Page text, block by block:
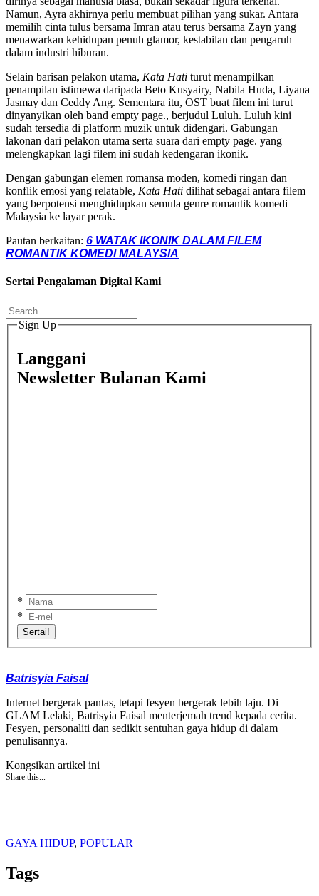
Namun, Ayra akhirnya perlu membuat pilihan yang sukar. Antara
memilih cinta tulus bersama Imran atau terus bersama Zayn yang
menawarkan kehidupan penuh glamor, kestabilan dan pengaruh
dalam industri hiburan.
Selain barisan pelakon utama, Kata Hati turut menampilkan
penampilan istimewa daripada Beto Kusyairy, Nabila Huda, Liyana
Jasmay dan Ceddy Ang. Sementara itu, OST buat filem ini turut
dinyanyikan oleh band empty page., berjudul Luluh. Luluh kini
sudah tersedia di platform muzik untuk didengari. Gabungan
lakonan dari pelakon utama serta suara dari empty page. yang
melengkapkan lagi filem ini sudah kedengaran ikonik.
Dengan gabungan elemen romansa moden, komedi ringan dan
konflik emosi yang relatable, Kata Hati dilihat sebagai antara filem
yang berpotensi menghidupkan semula genre romantik komedi
Malaysia ke layar perak.
Pautan berkaitan: 6 WATAK IKONIK DALAM FILEM
ROMANTIK KOMEDI MALAYSIA
Sertai Pengalaman Digital Kami
Sign Up
Langgani
Newsletter Bulanan Kami
*
*
Sertai!
Batrisyia Faisal
Internet bergerak pantas, tetapi fesyen bergerak lebih laju. Di
GLAM Lelaki, Batrisyia Faisal menterjemah trend kepada cerita.
Fesyen, personaliti dan sedikit sentuhan gaya hidup di dalam
penulisannya.
Kongsikan artikel ini
Share this...
GAYA HIDUP, POPULAR
Tags